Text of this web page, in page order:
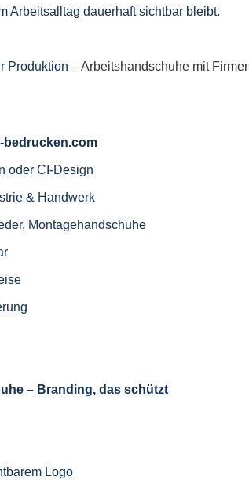
Arbeitsalltag dauerhaft sichtbar bleibt.
Produktion –Arbeitshandschuhe mit
bedrucken.com
oder CI-Design
& Handwerk
Montagehandschuhe
– Branding, das schützt
Logo